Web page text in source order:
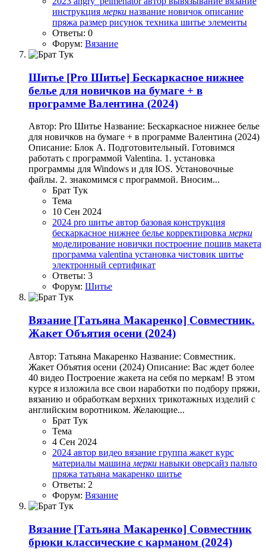
инструкция мерки название новичок описание
пряжа размер рисунок техника шитье элементы
Ответы: 0
Форум: Вязание
Шитье [Pro Шитье] Бескаркасное нижнее
белье для новичков на бумаге + в
программе Валентина (2024)
Автор: Pro Шитье Название: Бескаркасное нижнее белье
для новичков на бумаге + в программе Валентина (2024)
Описание: Блок А. Подготовительный. Готовимся
работать с программой Valentina. 1. установка
программы для Windows и для IOS. Установочные
файлы. 2. знакомимся с программой. Вносим...
Брат Тук
Тема
10 Сен 2024
2024 pro шитье автор базовая конструкция
бескаркасное нижнее белье корректировка мерки
моделирование новички построение пошив макета
программа valentina установка чистовик шитье
электронный сертификат
Ответы: 3
Форум: Шитье
Вязание [Татьяна Макаренко] Совместник.
Жакет Объятия осени (2024)
Автор: Татьяна Макаренко Название: Совместник.
Жакет Объятия осени (2024) Описание: Вас ждет более
40 видео Построение жакета на себя по меркам! В этом
курсе я изложила все свои наработки по подбору пряжи,
вязанию и обработкам верхних трикотажных изделий с
английским воротником. Желающие...
Брат Тук
Тема
4 Сен 2024
2024 автор видео вязание группа жакет курс
материалы машина мерки навыки оверсайз пальто
пряжа татьяна макаренко шитье
Ответы: 2
Форум: Вязание
Вязание [Татьяна Макаренко] Совместник
брюки классические с карманом (2024)